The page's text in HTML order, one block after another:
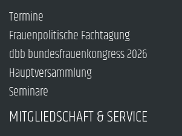
Termine
Frauenpolitische Fachtagung
dbb bundesfrauenkongress 2026
Hauptversammlung
Seminare
MITGLIEDSCHAFT & SERVICE